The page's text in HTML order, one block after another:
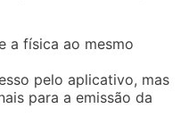
a física ao mesmo
pelo aplicativo, mas
para a emissão da